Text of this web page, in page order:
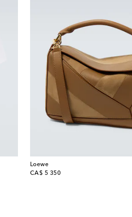
Loewe
CA$ 5 350
original price